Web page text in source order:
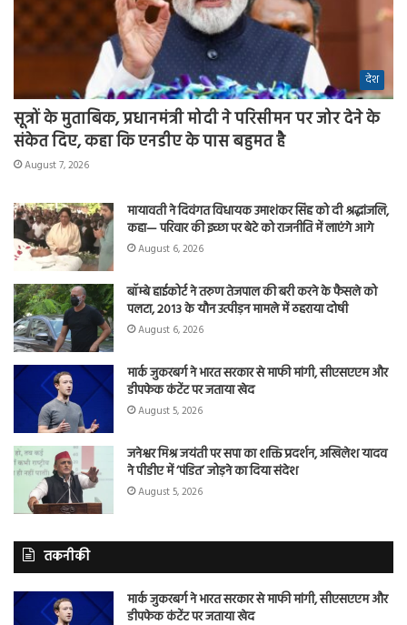
देश
सूत्रों के मुताबिक, प्रधानमंत्री मोदी ने परिसीमन पर जोर देने के
संकेत दिए, कहा कि एनडीए के पास बहुमत है
August 7, 2026
मायावती ने दिवंगत विधायक उमाशंकर सिंह को दी श्रद्धांजलि,
कहा— परिवार की इच्छा पर बेटे को राजनीति में लाएंगे आगे
August 6, 2026
बॉम्बे हाईकोर्ट ने तरुण तेजपाल की बरी करने के फैसले को
पलटा, 2013 के यौन उत्पीड़न मामले में ठहराया दोषी
August 6, 2026
मार्क जुकरबर्ग ने भारत सरकार से माफी मांगी, सीएसएएम और
डीपफेक कंटेंट पर जताया खेद
August 5, 2026
जनेश्वर मिश्र जयंती पर सपा का शक्ति प्रदर्शन, अखिलेश यादव
ने पीडीए में ‘पंडित’ जोड़ने का दिया संदेश
August 5, 2026
तकनीकी
मार्क जुकरबर्ग ने भारत सरकार से माफी मांगी, सीएसएएम और
डीपफेक कंटेंट पर जताया खेद